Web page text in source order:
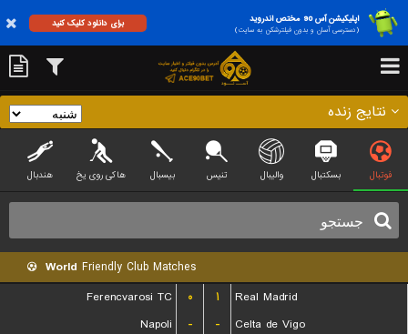
اپلیکیشن آس 90 مختص اندروید
(دسترسی آسان و بدون فیلترشکن به سایت)
برای دانلود کلیک کنید
نتایج زنده
فوتبال بسکتبال والیبال تنیس بیسبال هاکی روی یخ هندبال
World Friendly Club Matches
Ferencvarosi TC
۰ ۱
Real Madrid
Napoli
- -
Celta de Vigo